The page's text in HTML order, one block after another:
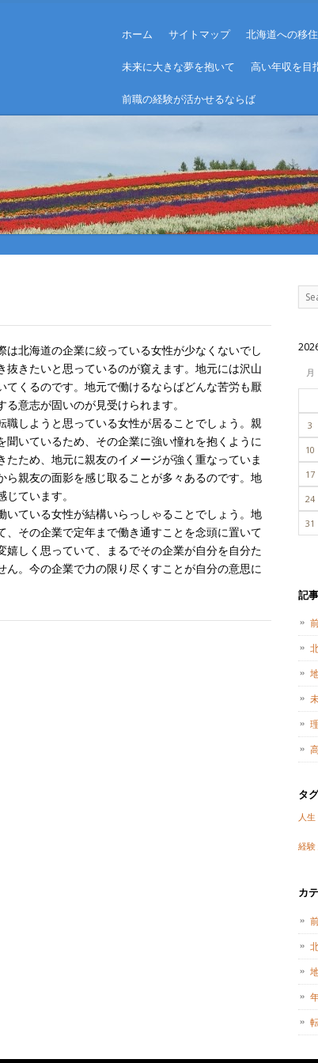
Skip to content
ホーム サイトマップ 北海道への移
未来に大きな夢を抱いて 高い年収を目
前職の経験が活かせるならば
北海道の企業に絞っている女性が少なくないでし
きたいと思っているのが窺えます。地元には沢山
くるのです。地元で働けるならばどんな苦労も厭
意志が固いのが見受けられます。
しようと思っている女性が居ることでしょう。親
いているため、その企業に強い憧れを抱くように
ため、地元に親友のイメージが強く重なっていま
親友の面影を感じ取ることが多々あるのです。地
ています。
ている女性が結構いらっしゃることでしょう。地
その企業で定年まで働き通すことを念頭に置いて
しく思っていて、まるでその企業が自分を自分た
。今の企業で力の限り尽くすことが自分の意思に
月
3
10
17
24
31
記
タ
人生
経験
カ